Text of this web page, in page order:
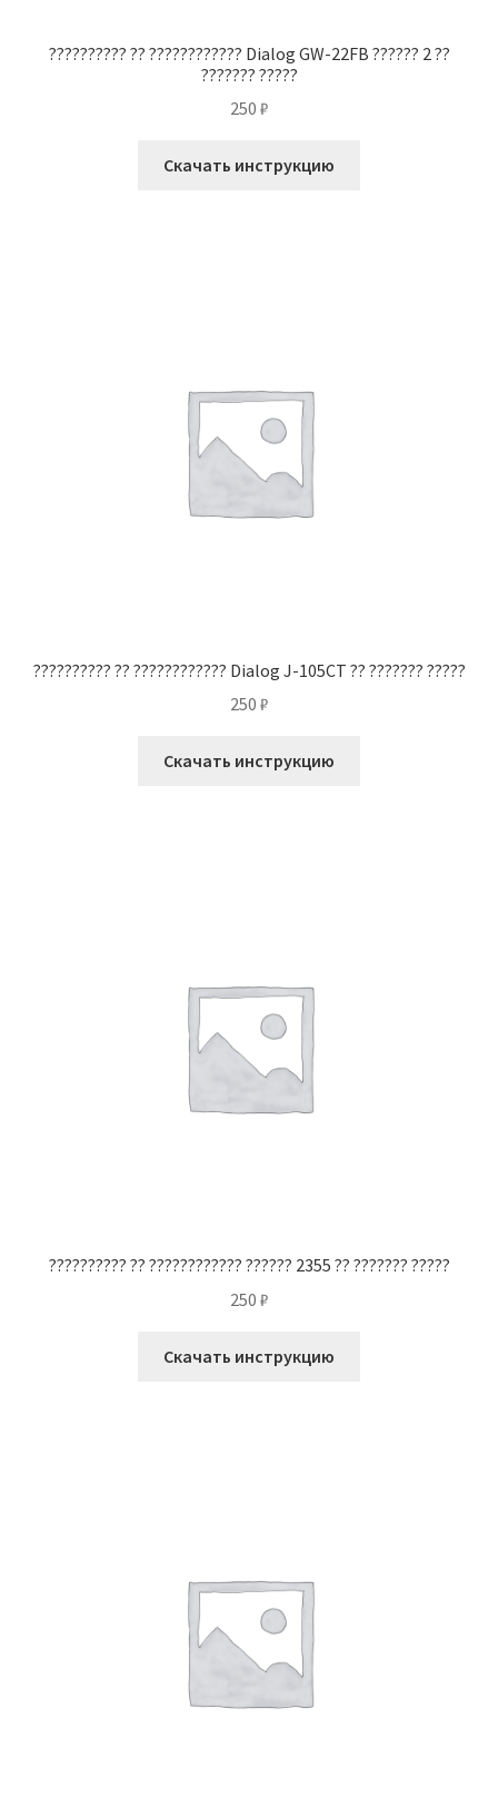
?????????? ?? ???????????? Dialog GW-22FB ?????? 2 ??
??????? ?????
250 ₽
Скачать инструкцию
?????????? ?? ???????????? Dialog J-105CT ?? ??????? ?????
250 ₽
Скачать инструкцию
?????????? ?? ???????????? ?????? 2355 ?? ??????? ?????
250 ₽
Скачать инструкцию